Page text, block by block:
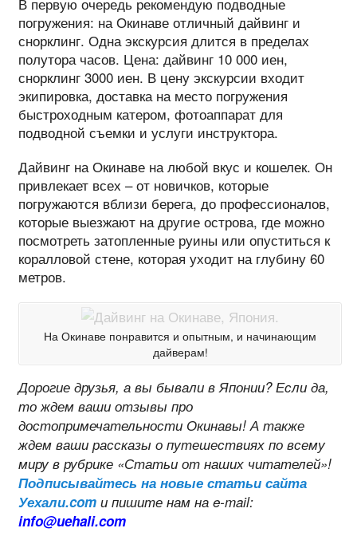
погружения: на Окинаве отличный дайвинг и
снорклинг. Одна экскурсия длится в пределах
полутора часов. Цена: дайвинг 10 000 иен,
снорклинг 3000 иен. В цену экскурсии входит
экипировка, доставка на место погружения
быстроходным катером, фотоаппарат для
подводной съемки и услуги инструктора.
Дайвинг на Окинаве на любой вкус и кошелек. Он
привлекает всех – от новичков, которые
погружаются вблизи берега, до профессионалов,
которые выезжают на другие острова, где можно
посмотреть затопленные руины или опуститься к
коралловой стене, которая уходит на глубину 60
метров.
На Окинаве понравится и опытным, и начинающим
дайверам!
Дорогие друзья, а вы бывали в Японии? Если да,
то ждем ваши отзывы про
достопримечательности Окинавы! А также
ждем ваши рассказы о путешествиях по всему
миру в рубрике «Статьи от наших читателей»!
Подписывайтесь на новые статьи сайта
Уехали.comи пишите нам на e-mail:
info@uehali.com